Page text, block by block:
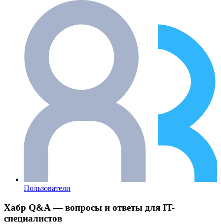
Пользователи
Хабр Q&A — вопросы и ответы для IT-
специалистов